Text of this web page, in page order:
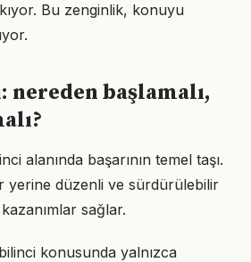
Bu zenginlik, konuyu
nereden başlamalı,
alanında başarının temel taşı.
yerine düzenli ve sürdürülebilir
sağlar.
konusunda yalnızca